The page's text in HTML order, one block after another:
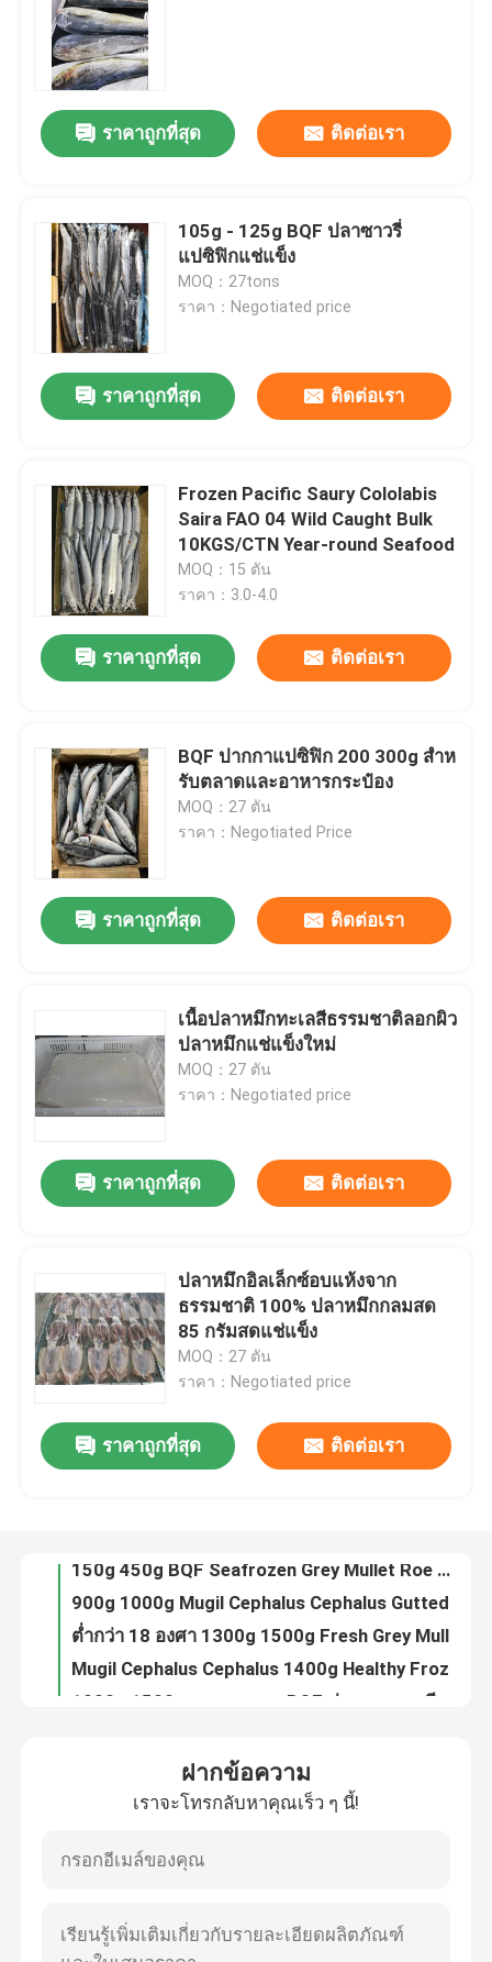
บ้าน
วิดีโอ
ทัวร์โรงงาน
การควบคุมคุณภาพ
ราคาถูกที่สุด ติดต่อเรา
105g - 125g BQF ปลาซาวรี่
แปซิฟิกแช่แข็ง
MOQ：27tons
ราคา：Negotiated price
ราคาถูกที่สุด ติดต่อเรา
Frozen Pacific Saury Cololabis
Saira FAO 04 Wild Caught Bulk
10KGS/CTN Year-round Seafood
MOQ：15 ตัน
ราคา：3.0-4.0
ราคาถูกที่สุด ติดต่อเรา
BQF ปากกาแปซิฟิก 200 300g สําห
รับตลาดและอาหารกระป๋อง
MOQ：27 ตัน
ราคา：Negotiated Price
ราคาถูกที่สุด ติดต่อเรา
เนื้อปลาหมึกทะเลสีธรรมชาติลอกผิว
ปลาหมึกแช่แข็งใหม่
MOQ：27 ตัน
ราคา：Negotiated price
ราคาถูกที่สุด ติดต่อเรา
ปลาหมึกอิลเล็กซ์อบแห้งจาก
ธรรมชาติ 100% ปลาหมึกกลมสด
85 กรัมสดแช่แข็ง
MOQ：27 ตัน
ราคา：Negotiated price
ราคาถูกที่สุด ติดต่อเรา
Pacific 100g 140g BQF ปลาทูแช่แข็งสดสำหรับโรงแรม
900g 1000g Mugil Cephalus Cephalus Gutted Frozen Grey Mullet
1000g 1500g อาหารทะเล BQF ปลากระบอกสีเทาแช่แข็ง
ซีโฟรเซนเฟรชเนื้อปลาทูน่าครีบเหลือง 10 กก
ฝากข้อความ
เราจะโทรกลับหาคุณเร็ว ๆ นี้!